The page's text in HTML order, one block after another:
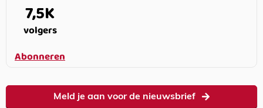
7,5K
volgers
Abonneren
Meld je aan voor de nieuwsbrief